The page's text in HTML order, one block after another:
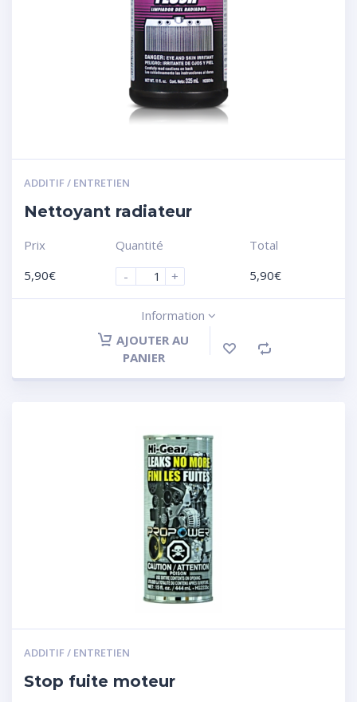
ADDITIF / ENTRETIEN
Nettoyant radiateur
Prix
5,90€
Quantité
-
+
Total
5,90€
Information
AJOUTER AU
PANIER
ADDITIF / ENTRETIEN
Stop fuite moteur